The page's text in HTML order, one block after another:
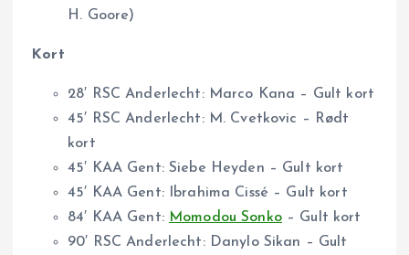
H. Goore)
Kort
28′ RSC Anderlecht: Marco Kana – Gult kort
45′ RSC Anderlecht: M. Cvetkovic – Rødt
kort
45′ KAA Gent: Siebe Heyden – Gult kort
45′ KAA Gent: Ibrahima Cissé – Gult kort
84′ KAA Gent: Momodou Sonko– Gult kort
90′ RSC Anderlecht: Danylo Sikan – Gult